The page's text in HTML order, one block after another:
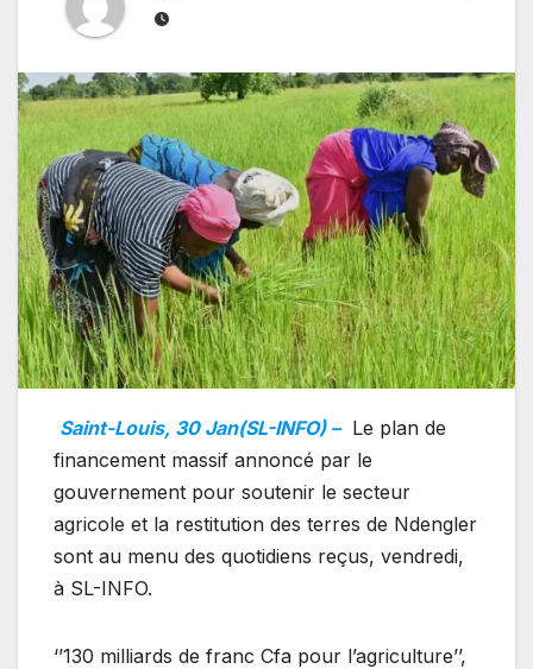
Saint-Louis, 30 Jan(SL-INFO) – Le plan de
financement massif annoncé par le
gouvernement pour soutenir le secteur
agricole et la restitution des terres de Ndengler
sont au menu des quotidiens reçus, vendredi,
à SL-INFO.
‘’130 milliards de franc Cfa pour l’agriculture’’,